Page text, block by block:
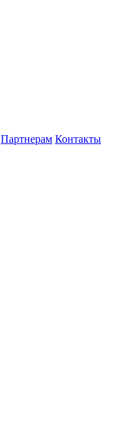
Партнерам Контакты